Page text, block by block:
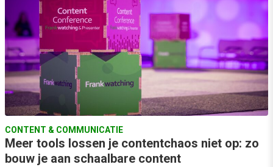
CONTENT & COMMUNICATIE
Meer tools lossen je contentchaos niet op: zo
bouw je aan schaalbare content